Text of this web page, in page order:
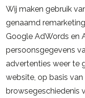
Wij maken gebruik
genaamd
Google AdWords en
persoonsgegevens
advertenties weer te
website, op basis
browsegeschiedenis